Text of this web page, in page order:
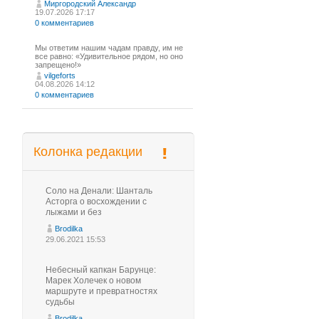
Миргородский Александр
19.07.2026 17:17
0 комментариев
Мы ответим нашим чадам правду, им не
все равно: «Удивительное рядом, но оно
запрещено!»
vilgeforts
04.08.2026 14:12
0 комментариев
Колонка редакции
Соло на Денали: Шанталь
Асторга о восхождении с
лыжами и без
Brodilka
29.06.2021 15:53
Небесный капкан Барунце:
Марек Холечек о новом
маршруте и превратностях
судьбы